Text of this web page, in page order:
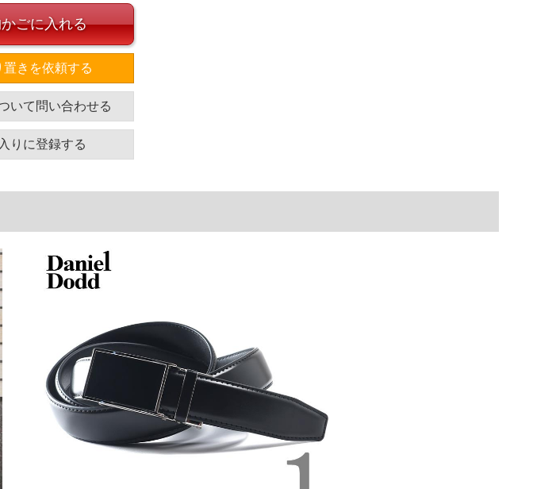
離してハーフパン
ック・カーゴポケ
総丈
117
の環境（コンピュ
了承ください。
あります。お取り
り違い、店舗から
ます。そのような
させて頂きますの
ごに入れる
置きを依頼する
いて問い合わせる
りに登録する